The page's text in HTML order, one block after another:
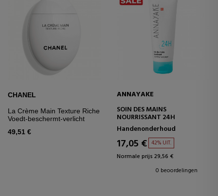
CHANEL
La Crème Main Texture Riche
Voedt-beschermt-verlicht
49,51 €
ANNAYAKE
SOIN DES MAINS
NOURRISSANT 24H
Handenonderhoud
17,05 € 42% UIT.
Normale prijs 29,56 €
0 beoordelingen